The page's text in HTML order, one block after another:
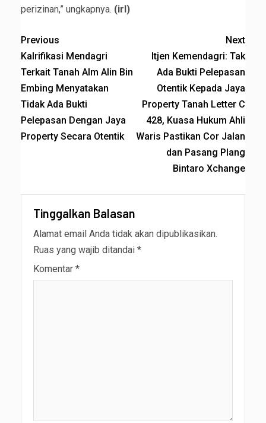
perizinan,” ungkapnya. (irl)
Previous
Kalrifikasi Mendagri
Terkait Tanah Alm Alin Bin
Embing Menyatakan
Tidak Ada Bukti
Pelepasan Dengan Jaya
Property Secara Otentik
Next
Itjen Kemendagri: Tak
Ada Bukti Pelepasan
Otentik Kepada Jaya
Property Tanah Letter C
428, Kuasa Hukum Ahli
Waris Pastikan Cor Jalan
dan Pasang Plang
Bintaro Xchange
Tinggalkan Balasan
Alamat email Anda tidak akan dipublikasikan.
Ruas yang wajib ditandai *
Komentar *